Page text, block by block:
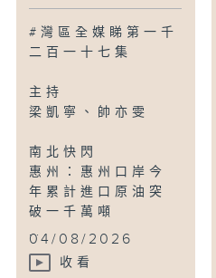
#灣區全媒睇第一千
二百一十七集
主持
梁凱寧、帥亦雯
南北快閃
惠州：惠州口岸今
年累計進口原油突
破一千萬噸
...
04/08/2026
收看